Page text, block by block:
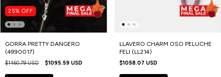
25% OFF
GORRA PRETTY DANGERO
(4990017)
$1460.79 USD $1095.59 USD
LLAVERO CHARM OSO PELUCHE
FELI (LL214)
$1058.07 USD